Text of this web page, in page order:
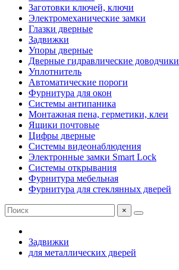
Заготовки ключей, ключи
Электромеханические замки
Глазки дверные
Задвижки
Упоры дверные
Дверные гидравлические доводчики
Уплотнитель
Автоматические пороги
Фурнитура для окон
Системы антипаника
Монтажная пена, герметики, клеи
Ящики почтовые
Цифры дверные
Системы видеонаблюдения
Электронные замки Smart Lock
Системы открывания
Фурнитура мебельная
Фурнитура для стеклянных дверей
×
Задвижки
для металлических дверей